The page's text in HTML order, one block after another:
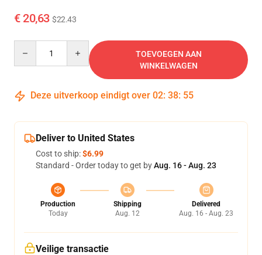
€ 20,63 $22.43
TOEVOEGEN AAN
WINKELWAGEN
Deze uitverkoop eindigt over 02: 38: 54
Deliver to United States
Cost to ship:$6.99
Standard - Order today to get byAug. 16 - Aug. 23
Production
Today
Shipping
Aug. 12
Delivered
Aug. 16 - Aug. 23
Veilige transactie